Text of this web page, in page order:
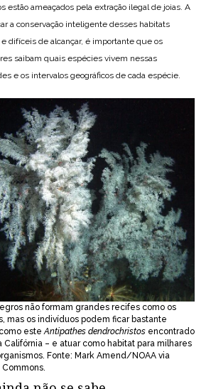
estão ameaçados pela extração ilegal de joias. A
a conservação inteligente desses habitats
difíceis de alcançar, é importante que os
saibam quais espécies vivem nessas
e os intervalos geográficos de cada espécie.
não formam grandes recifes como os
mas os indivíduos podem ficar bastante
esteAntipathes dendrochristos encontrado
Califórnia – e atuar como habitat para milhares
Fonte: Mark Amend/NOAA via